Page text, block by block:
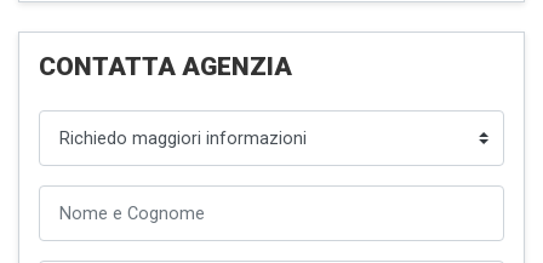
CONTATTA AGENZIA